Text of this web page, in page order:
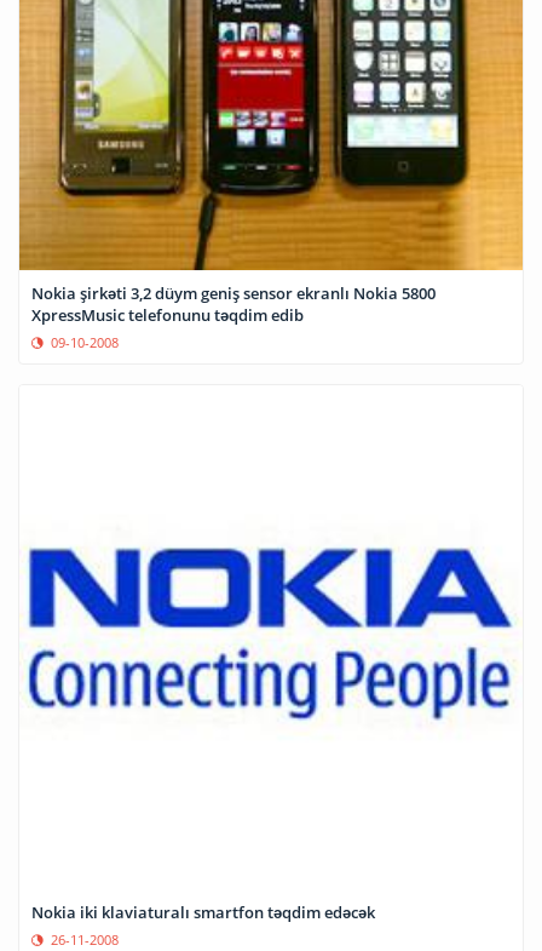
Nokia şirkəti 3,2 düym geniş sensor ekranlı Nokia 5800
XpressMusic telefonunu təqdim edib
09-10-2008
Nokia iki klaviaturalı smartfon təqdim edəcək
26-11-2008